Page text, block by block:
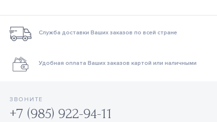
Служба доставки Ваших заказов по всей стране
Удобная оплата Ваших заказов картой или наличными
ЗВОНИТЕ
+7 (985) 922-94-11